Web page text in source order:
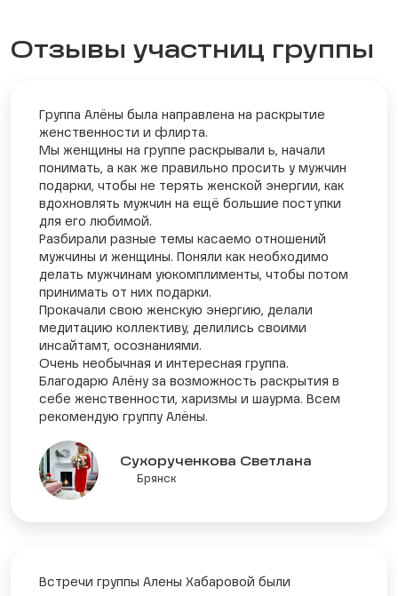
Отзывы участниц группы
Группа Алёны была направлена на раскрытие
женственности и флирта.
Мы женщины на группе раскрывали ь, начали
понимать, а как же правильно просить у мужчин
подарки, чтобы не терять женской энергии, как
вдохновлять мужчин на ещё большие поступки
для его любимой.
Разбирали разные темы касаемо отношений
мужчины и женщины. Поняли как необходимо
делать мужчинам уюкомплименты, чтобы потом
принимать от них подарки.
Прокачали свою женскую энергию, делали
медитацию коллективу, делились своими
инсайтамт, осознаниями.
Очень необычная и интересная группа.
Благодарю Алёну за возможность раскрытия в
себе женственности, харизмы и шаурма. Всем
рекомендую группу Алёны.
Сухорученкова Светлана
Брянск
Встречи группы Алены Хабаровой были